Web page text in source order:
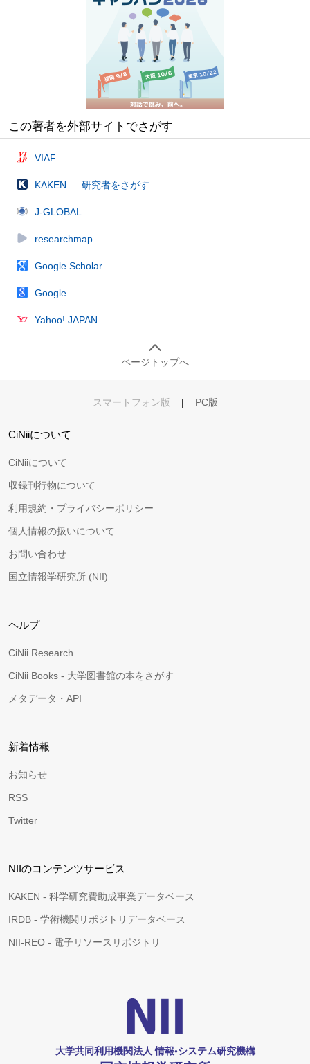
この著者を外部サイトでさがす
VIAF
KAKEN — 研究者をさがす
J-GLOBAL
researchmap
Google Scholar
Google
Yahoo! JAPAN
ページトップへ
スマートフォン版 | PC版
CiNiiについて
CiNiiについて
収録刊行物について
利用規約・プライバシーポリシー
個人情報の扱いについて
お問い合わせ
国立情報学研究所 (NII)
ヘルプ
CiNii Research
CiNii Books - 大学図書館の本をさがす
メタデータ・API
新着情報
お知らせ
RSS
Twitter
NIIのコンテンツサービス
KAKEN - 科学研究費助成事業データベース
IRDB - 学術機関リポジトリデータベース
NII-REO - 電子リソースリポジトリ
大学共同利用機関法人 情報•システム研究機構